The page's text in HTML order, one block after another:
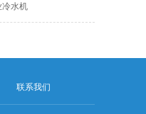
冷水机
联系我们